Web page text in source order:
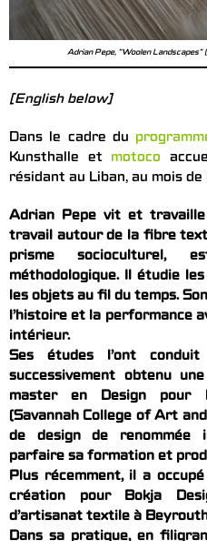
Adrian Pepe, "Woolen Landscapes"
[English below]
Dans le cadre du
Kunsthalle et motoco
résidant au Liban, au mois
Adrian Pepe vit et
travail autour de la fibre
prisme socioculturel,
méthodologique. Il étudie
les objets au fil du temps.
l’histoire et la performance
intérieur.
Ses études l’ont
successivement obtenu
master en Design pour
(Savannah College of Art
de design de renommée
parfaire sa formation et
Plus récemment, il a
création pour Bokja
d’artisanat textile à
Dans sa pratique, en